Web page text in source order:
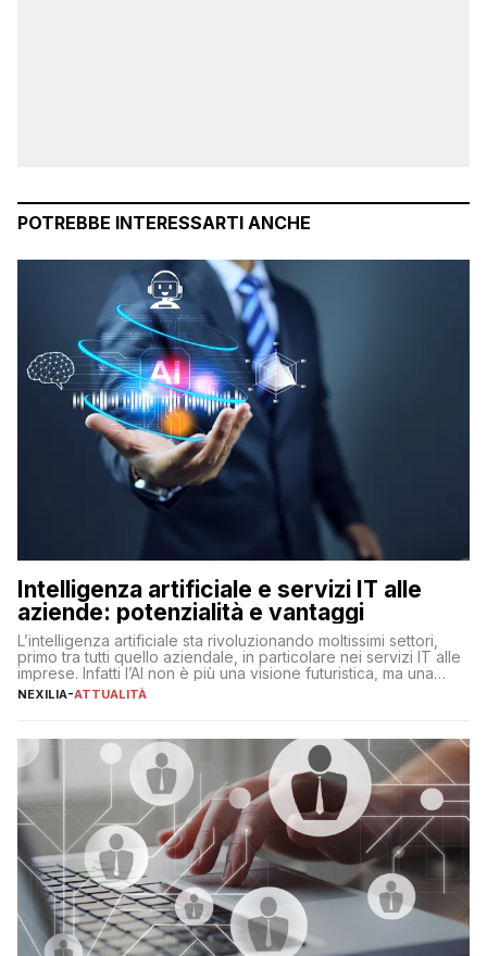
POTREBBE INTERESSARTI ANCHE
Intelligenza artificiale e servizi IT alle
aziende: potenzialità e vantaggi
L’intelligenza artificiale sta rivoluzionando moltissimi settori,
primo tra tutti quello aziendale, in particolare nei servizi IT alle
imprese. Infatti l’AI non è più una visione futuristica, ma una
realtà operativa che sta portando a un cambio significativo in
operazioni, bensì comporta […]
NEXILIA-ATTUALITÀ